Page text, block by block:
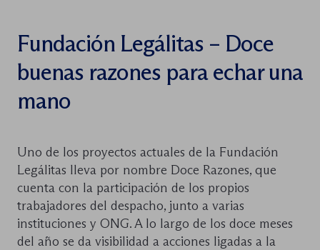
Fundación Legálitas – Doce
buenas razones para echar una
mano
Uno de los proyectos actuales de la Fundación
Legálitas lleva por nombre Doce Razones, que
cuenta con la participación de los propios
trabajadores del despacho, junto a varias
instituciones y ONG. A lo largo de los doce meses
del año se da visibilidad a acciones ligadas a la